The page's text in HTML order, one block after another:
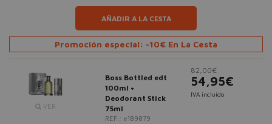
AÑADIR A LA CESTA
Promoción especial: -10€ En La Cesta
VER
Boss Bottled edt
100ml +
Deodorant Stick
75ml
REF.: #189879
82,00€
54,95€
IVA incluido